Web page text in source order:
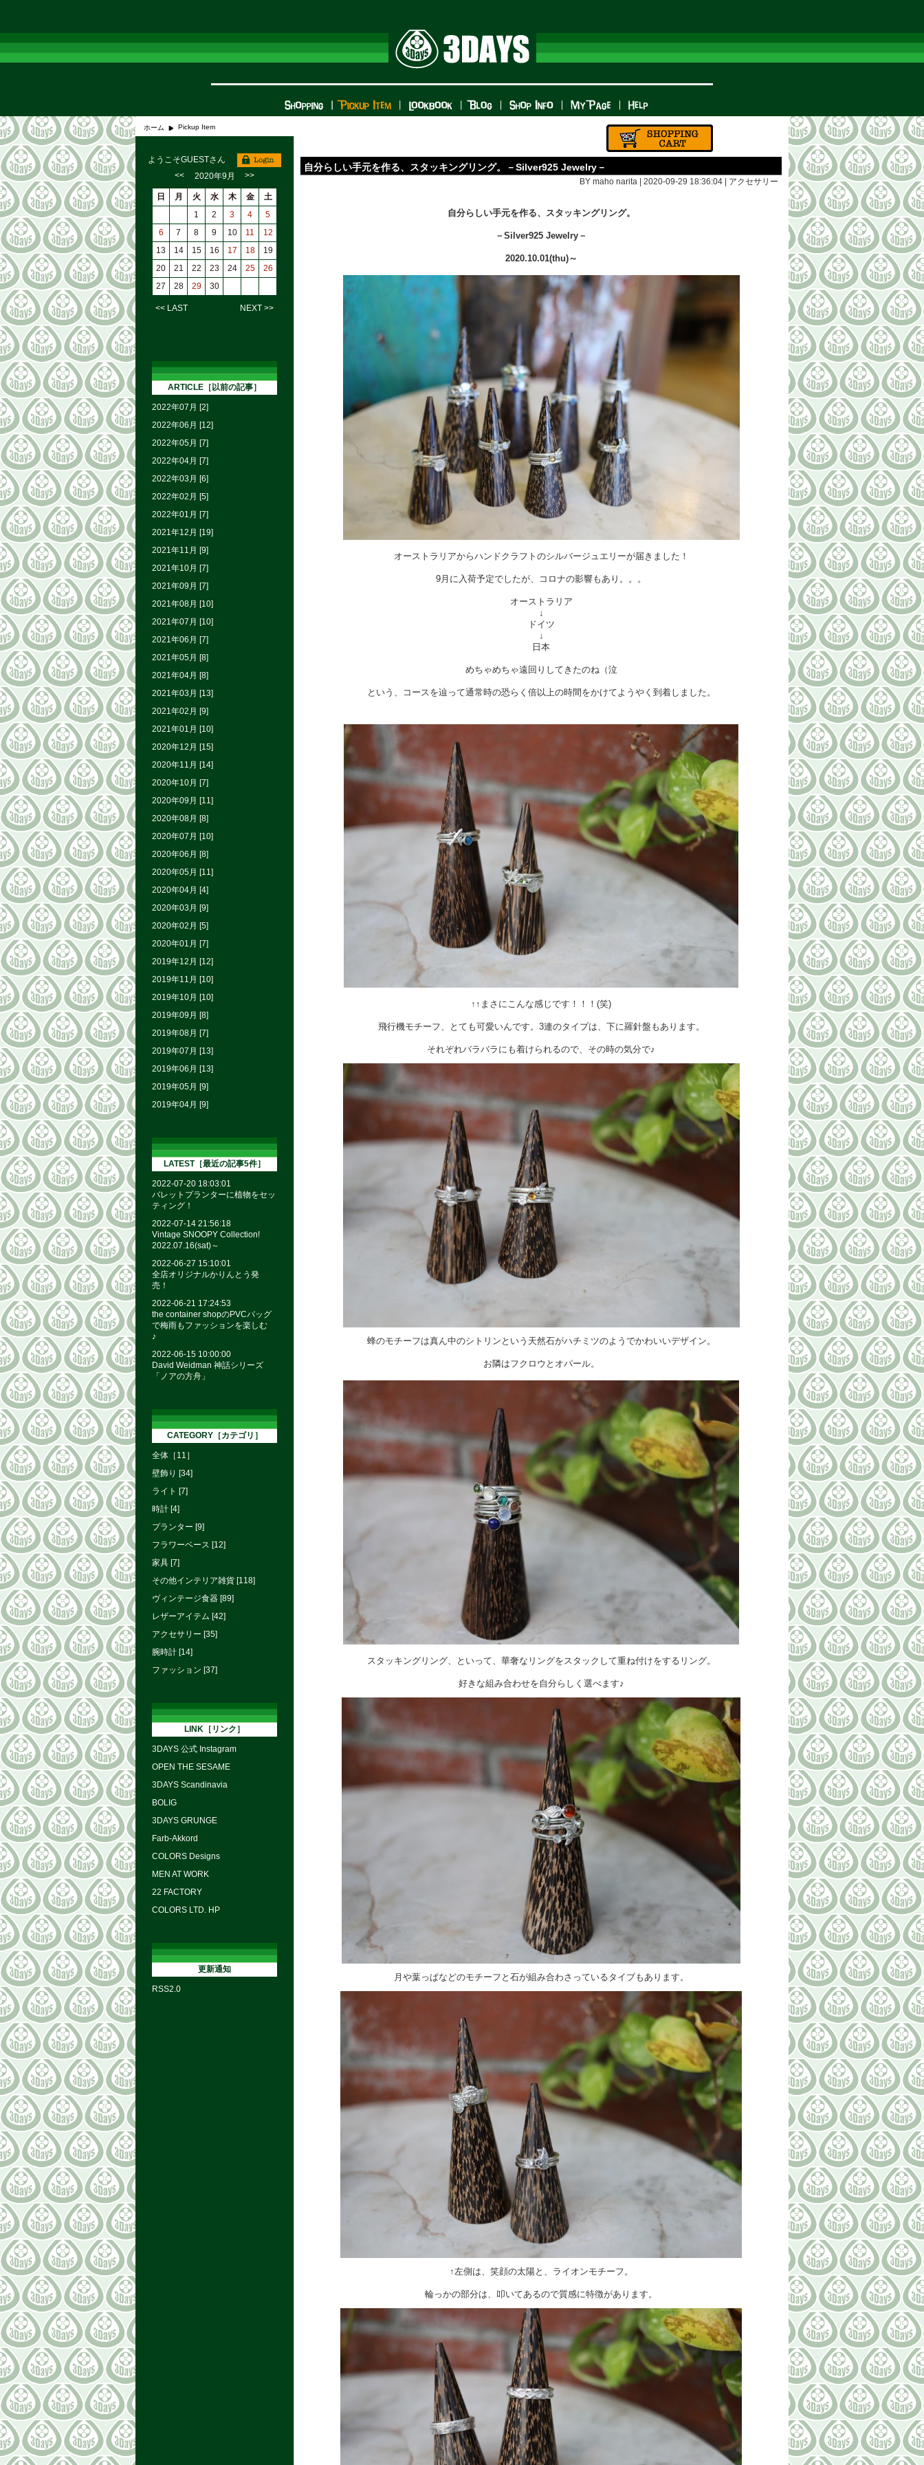
ホーム Pickup Item
自分らしい手元を作る、スタッキングリング。－Silver925 Jewelry－
BY maho narita | 2020-09-29 18:36:04 | アクセサリー
自分らしい手元を作る、スタッキングリング。
－Silver925 Jewelry－
2020.10.01(thu)～
オーストラリアからハンドクラフトのシルバージュエリーが届きました！
9月に入荷予定でしたが、コロナの影響もあり。。。
オーストラリア
↓
ドイツ
↓
日本
めちゃめちゃ遠回りしてきたのね（泣
という、コースを辿って通常時の恐らく倍以上の時間をかけてようやく到着しました。
↑↑まさにこんな感じです！！！(笑)
飛行機モチーフ、とても可愛いんです。3連のタイプは、下に羅針盤もあります。
それぞれバラバラにも着けられるので、その時の気分で♪
蜂のモチーフは真ん中のシトリンという天然石がハチミツのようでかわいいデザイン。
お隣はフクロウとオパール。
スタッキングリング、といって、華奢なリングをスタックして重ね付けをするリング。
好きな組み合わせを自分らしく選べます♪
月や葉っぱなどのモチーフと石が組み合わさっているタイプもあります。
↑左側は、笑顔の太陽と、ライオンモチーフ。
輪っかの部分は、叩いてあるので質感に特徴があります。
ようこそGUESTさん
<<
2020年9月 >>
日 月 火 水 木 金
土
1
2 3 4
5
6
7 8 9 10 11
12
13
14 15 16 17 18
19
20
21 22 23 24 25
26
27
28 29 30
<< LAST NEXT >>
ARTICLE［以前の記事］
2022年07月 [2]
2022年06月 [12]
2022年05月 [7]
2022年04月 [7]
2022年03月 [6]
2022年02月 [5]
2022年01月 [7]
2021年12月 [19]
2021年11月 [9]
2021年10月 [7]
2021年09月 [7]
2021年08月 [10]
2021年07月 [10]
2021年06月 [7]
2021年05月 [8]
2021年04月 [8]
2021年03月 [13]
2021年02月 [9]
2021年01月 [10]
2020年12月 [15]
2020年11月 [14]
2020年10月 [7]
2020年09月 [11]
2020年08月 [8]
2020年07月 [10]
2020年06月 [8]
2020年05月 [11]
2020年04月 [4]
2020年03月 [9]
2020年02月 [5]
2020年01月 [7]
2019年12月 [12]
2019年11月 [10]
2019年10月 [10]
2019年09月 [8]
2019年08月 [7]
2019年07月 [13]
2019年06月 [13]
2019年05月 [9]
2019年04月 [9]
LATEST［最近の記事5件］
2022-07-20 18:03:01
バレットプランターに植物をセッ
ティング！
2022-07-14 21:56:18
Vintage SNOOPY Collection!
2022.07.16(sat)～
2022-06-27 15:10:01
全店オリジナルかりんとう発
売！
2022-06-21 17:24:53
the container shopのPVCバッグ
で梅雨もファッションを楽しむ
♪
2022-06-15 10:00:00
David Weidman 神話シリーズ
「ノアの方舟」
CATEGORY［カテゴリ］
全体［11］
壁飾り [34]
ライト [7]
時計 [4]
プランター [9]
フラワーベース [12]
家具 [7]
その他インテリア雑貨 [118]
ヴィンテージ食器 [89]
レザーアイテム [42]
アクセサリー [35]
腕時計 [14]
ファッション [37]
LINK［リンク］
3DAYS 公式 Instagram
OPEN THE SESAME
3DAYS Scandinavia
BOLIG
3DAYS GRUNGE
Farb-Akkord
COLORS Designs
MEN AT WORK
22 FACTORY
COLORS LTD. HP
更新通知
RSS2.0